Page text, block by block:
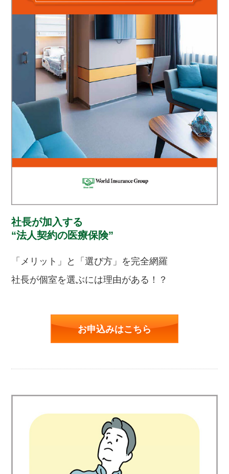
社長が加入する
“法人契約の医療保険”
「メリット」と「選び方」を完全網羅
社長が個室を選ぶには理由がある！？
お申込みはこちら